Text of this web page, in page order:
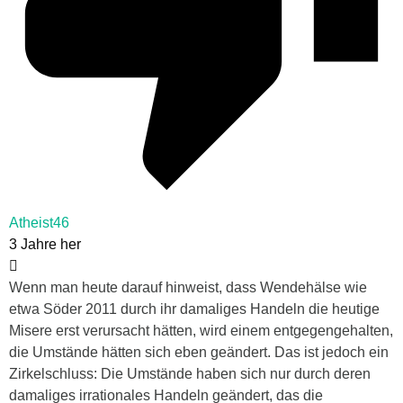
Atheist46
3 Jahre her
Wenn man heute darauf hinweist, dass Wendehälse wie
etwa Söder 2011 durch ihr damaliges Handeln die heutige
Misere erst verursacht hätten, wird einem entgegengehalten,
die Umstände hätten sich eben geändert. Das ist jedoch ein
Zirkelschluss: Die Umstände haben sich nur durch deren
damaliges irrationales Handeln geändert, das die